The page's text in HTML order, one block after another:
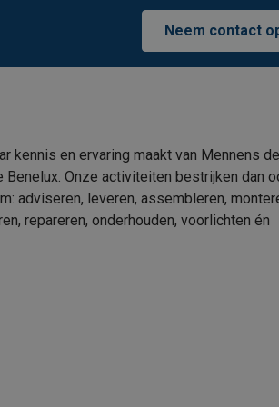
Neem contact
kennis en ervaring maakt van Mennens de
Benelux. Onze activiteiten bestrijken dan
adviseren, leveren, assembleren,
repareren, onderhouden, voorlichten én